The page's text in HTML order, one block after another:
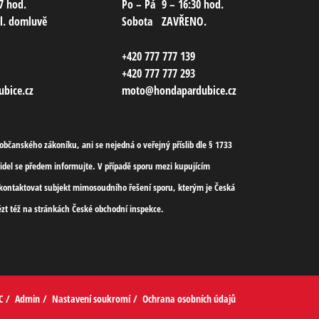
hod.
domluvě
Po – Pá 9 – 16:30 hod.
Sobota ZAVŘENO.
+420 777 777 139
+420 777 777 293
moto@hondapardubice.cz
zákoníku, ani se nejedná o veřejný příslib dle § 1733
se předem informujte. V případě sporu mezi kupujícím
subjekt mimosoudního řešení sporu, kterým je Česká
též na stránkách České obchodní inspekce.
/ Admin / Nastavení soukromí/ Ochrana osobních údajů